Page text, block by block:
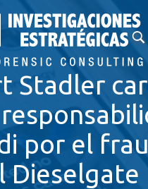
Stadler
por el
Dieselgate